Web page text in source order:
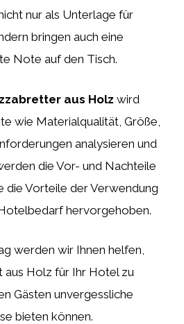
nur als Unterlage für
bringen auch eine
Note auf den Tisch.
aus Holz wird
wie Materialqualität, Größe,
analysieren und
die Vor- und Nachteile
die Vorteile der Verwendung
hervorgehoben.
werden wir Ihnen helfen,
aus Holz für Ihr Hotel zu
Gästen unvergessliche
bieten können.